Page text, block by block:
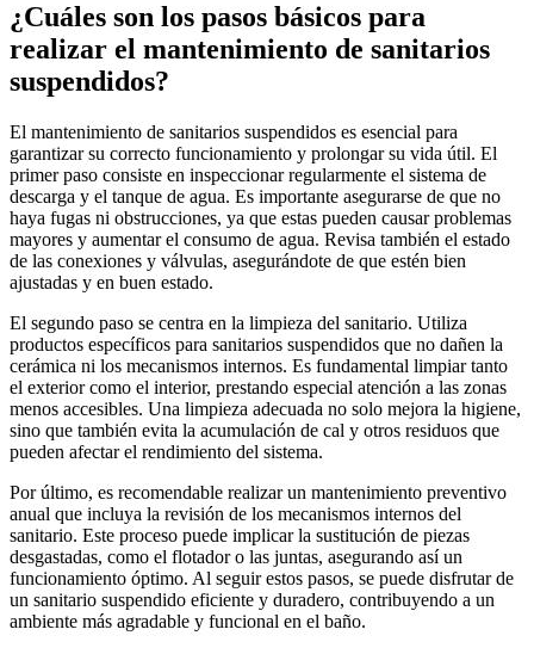
¿Cuáles son los pasos básicos para
realizar el mantenimiento de sanitarios
suspendidos?
El mantenimiento de sanitarios suspendidos es esencial para
garantizar su correcto funcionamiento y prolongar su vida útil. El
primer paso consiste en inspeccionar regularmente el sistema de
descarga y el tanque de agua. Es importante asegurarse de que no
haya fugas ni obstrucciones, ya que estas pueden causar problemas
mayores y aumentar el consumo de agua. Revisa también el estado
de las conexiones y válvulas, asegurándote de que estén bien
ajustadas y en buen estado.
El segundo paso se centra en la limpieza del sanitario. Utiliza
productos específicos para sanitarios suspendidos que no dañen la
cerámica ni los mecanismos internos. Es fundamental limpiar tanto
el exterior como el interior, prestando especial atención a las zonas
menos accesibles. Una limpieza adecuada no solo mejora la higiene,
sino que también evita la acumulación de cal y otros residuos que
pueden afectar el rendimiento del sistema.
Por último, es recomendable realizar un mantenimiento preventivo
anual que incluya la revisión de los mecanismos internos del
sanitario. Este proceso puede implicar la sustitución de piezas
desgastadas, como el flotador o las juntas, asegurando así un
funcionamiento óptimo. Al seguir estos pasos, se puede disfrutar de
un sanitario suspendido eficiente y duradero, contribuyendo a un
ambiente más agradable y funcional en el baño.